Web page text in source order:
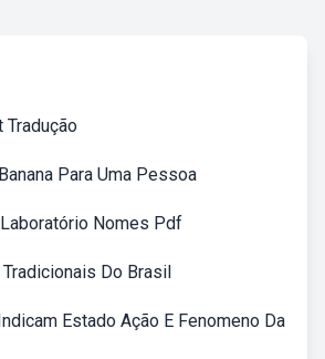
Tradução
Para Uma Pessoa
Nomes Pdf
Do Brasil
Estado Ação E Fenomeno Da